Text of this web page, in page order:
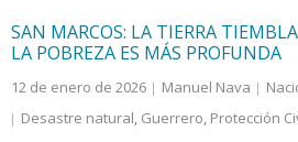
SAN MARCOS: LA TIERRA
LA POBREZA ES MÁS PROFUNDA
12 de enero de 2026 Manuel Nava
Desastre natural, Guerrero, Protección